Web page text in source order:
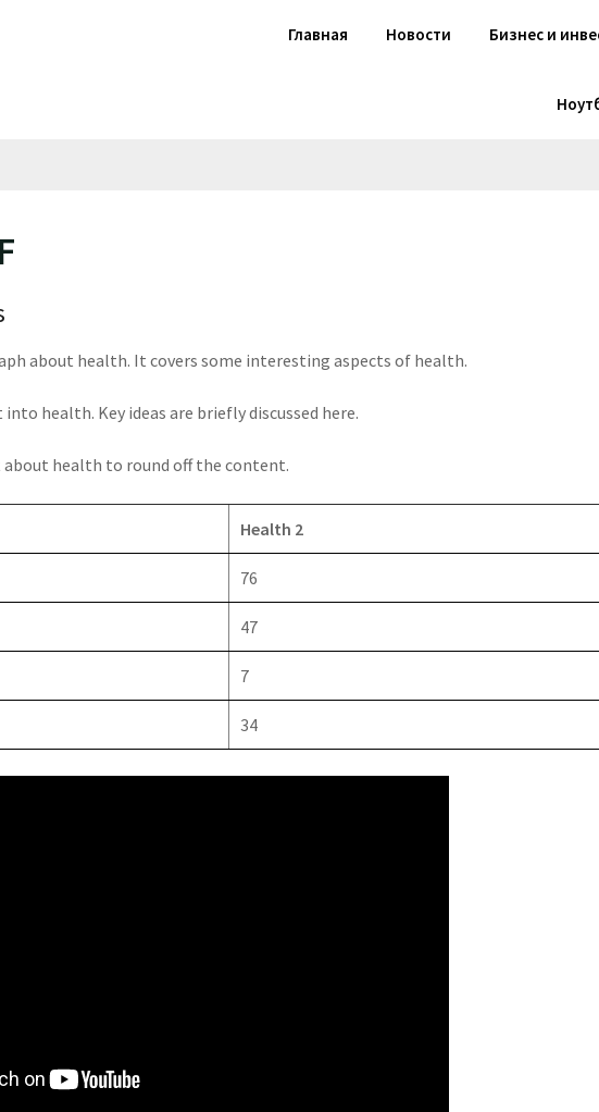
Главная Новости Бизнес и
about health. It covers some interesting aspects of health.
health. Key ideas are briefly discussed here.
health to round off the content.
Health 2
76
47
7
34